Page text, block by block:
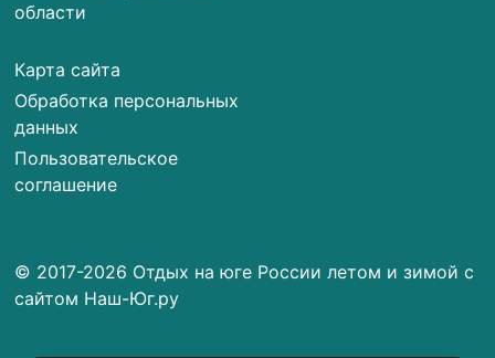
области
Карта сайта
Обработка персональных
данных
Пользовательское
соглашение
© 2017-2026 Отдых на юге России летом и зимой с
сайтом Наш-Юг.ру